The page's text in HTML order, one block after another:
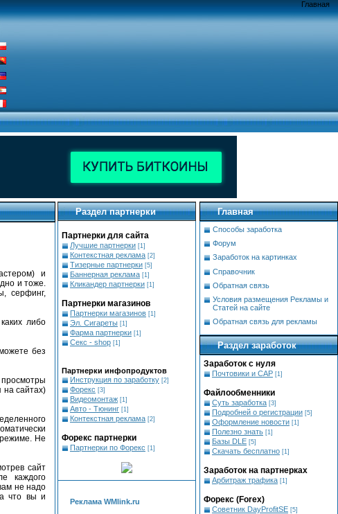
Главная
и
и тоже.
серфинг,
либо
без
на сайтах)
Не
сайт
каждого
не надо
что вы и
Раздел партнерки
Партнерки для сайта
Лучшие партнерки [1]
Контекстная реклама [2]
Тизерные партнерки [5]
Баннерная реклама [1]
Кликандер партнерки [1]
Партнерки магазинов
Партнерки магазинов [1]
Эл. Сигареты [1]
Фарма партнерки [1]
Секс - shop [1]
Партнерки инфопродуктов
Инструкция по заработку [2]
Форекс [3]
Видеомонтаж [1]
Авто - Тюнинг [1]
Контекстная реклама [2]
Форекс партнерки
Партнерки по Форекс [1]
Реклама WMlink.ru
Главная
Cпособы заработка
Форум
Заработок на картинках
Справочник
Обратная связь
Условия размещения Рекламы и
Статей на сайте
Обратная связь для рекламы
Раздел заработок
Заработок с нуля
Почтовики и САР [1]
Файлообменники
Суть заработка [3]
Подробней о регистрации [5]
Оформление новости [1]
Полезно знать [1]
Базы DLE [5]
Скачать бесплатно [1]
Заработок на партнерках
Арбитраж трафика [1]
Форекс (Forex)
Советник DayProfitSE [5]